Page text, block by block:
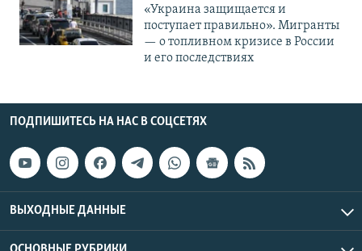
«Украина защищается и
поступает правильно». Мигранты
— о топливном кризисе в России
и его последствиях
ПОДПИШИТЕСЬ НА НАС В СОЦСЕТЯХ
ВЫХОДНЫЕ ДАННЫЕ